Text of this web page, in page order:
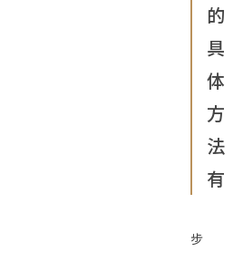
的
具
体
方
法
有
步